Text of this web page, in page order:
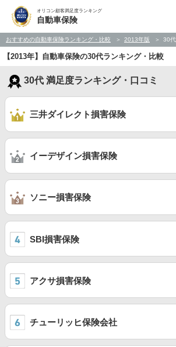
オリコン顧客満足度ランキング
自動車保険
おすすめの自動車保険ランキング・比較 2013年版 30代
【2013年】自動車保険の30代ランキング・比較
30代 満足度ランキング・口コミ
三井ダイレクト損害保険
イーデザイン損害保険
ソニー損害保険
SBI損害保険
アクサ損害保険
チューリッヒ保険会社